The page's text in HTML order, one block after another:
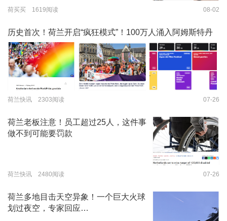
荷买买 1619阅读 08-02
历史首次！荷兰开启“疯狂模式”！100万人涌入阿姆斯特丹
荷兰快讯 2303阅读 07-26
荷兰老板注意！员工超过25人，这件事
做不到可能要罚款
荷兰快讯 2480阅读 07-26
荷兰多地目击天空异象！一个巨大火球
划过夜空，专家回应…